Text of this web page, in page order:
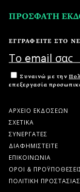
ΠΡΟΣΦΑΤΗ
ΕΓΓΡΑΦΕΙΤΕ ΣΤΟ
Συναινώ με την
επεξεργασία
ΑΡΧΕΙΟ ΕΚΔΟΣΕΩΝ
ΣΧΕΤΙΚΑ
ΣΥΝΕΡΓΑΤΕΣ
ΔΙΑΦΗΜΙΣΤΕΙΤΕ
ΕΠΙΚΟΙΝΩΝΙΑ
ΟΡΟΙ &
ΠΟΛΙΤΙΚΗ